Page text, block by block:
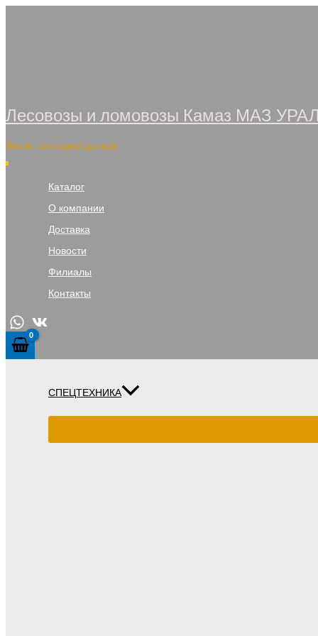
Лесовозы и ломовозы Камаз МАЗ
Лизинг со скидкой дилера
Каталог
О компании
Доставка
Новости
Филиалы
Контакты
СПЕЦТЕХНИКА